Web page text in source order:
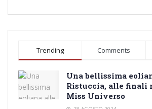
Trending Comments
Una bellissima
Ristuccia, alle finali
Miss Universo